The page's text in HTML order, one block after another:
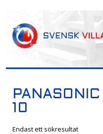
10
Endast ett sökresultat